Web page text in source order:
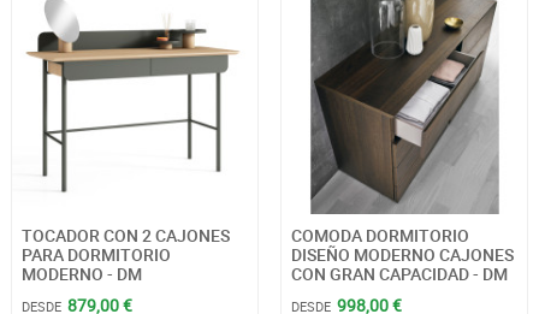
TOCADOR CON 2 CAJONES
PARA DORMITORIO
MODERNO - DM
DESDE 879,00 €
COMODA DORMITORIO
DISEÑO MODERNO CAJONES
CON GRAN CAPACIDAD - DM
DESDE 998,00 €